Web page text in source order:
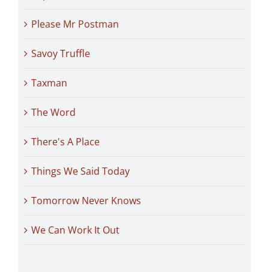
Please Mr Postman
Savoy Truffle
Taxman
The Word
There's A Place
Things We Said Today
Tomorrow Never Knows
We Can Work It Out